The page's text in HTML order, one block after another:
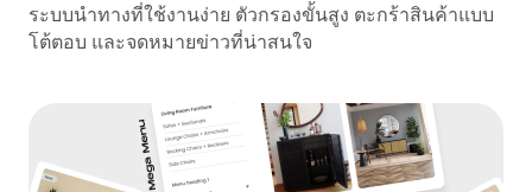
ระบบนำทางที่ใช้งานง่าย ตัวกรองขั้นสูง ตะกร้าสินค้าแบบ
โต้ตอบ และจดหมายข่าวที่น่าสนใจ